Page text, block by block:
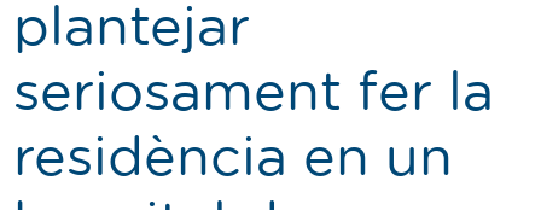
Contacte
Cercador
Català Castellano
plantejar
seriosament fer la
residència en un